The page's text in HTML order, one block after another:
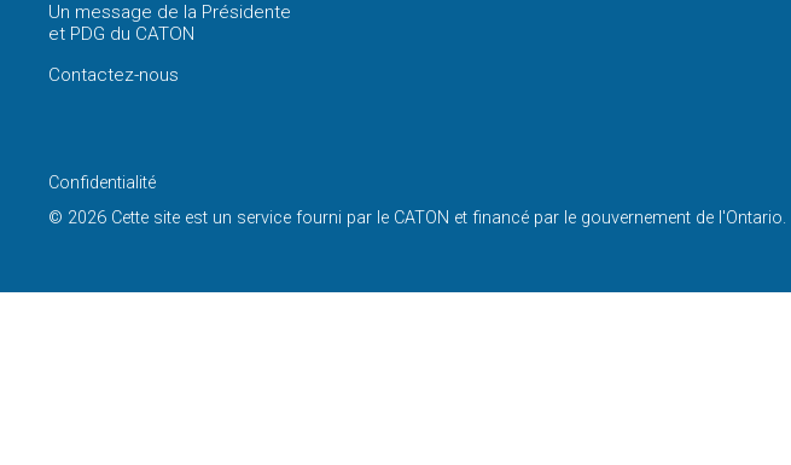
Un message de la Présidente
et PDG du CATON
Contactez-nous
Confidentialité
© 2026 Cette site est un service fourni par le CATON et financé par le gouvernement de l'Ontario.